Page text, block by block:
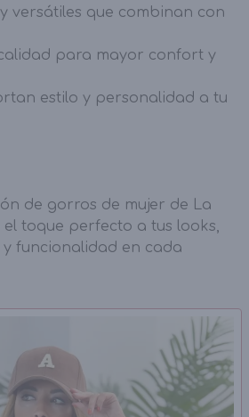
versátiles que combinan con
para mayor confort y
estilo y personalidad a tu
de gorros de mujer de La
el toque perfecto a tus looks,
funcionalidad en cada